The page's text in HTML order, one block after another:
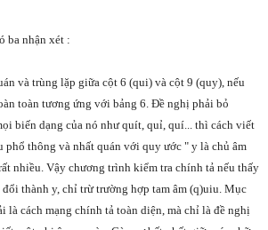
ba nhận xét :
và trùng lặp giữa cột 6 (qui) và cột 9 (quy), nếu
toàn tương ứng với bảng 6. Đề nghị phải bỏ
biến dạng của nó như quít, quỉ, quí... thì cách viết
phổ thông và nhất quán với quy ước " y là chủ âm
nhiều. Vậy chương trình kiểm tra chính tả nếu thấy
thành y, chỉ trừ trường hợp tam âm (q)uiu. Mục
là cách mạng chính tả toàn diện, mà chỉ là đề nghị